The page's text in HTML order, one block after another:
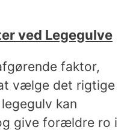
ved Legegulve
faktor,
vælge det rigtige
kan
give forældre ro i